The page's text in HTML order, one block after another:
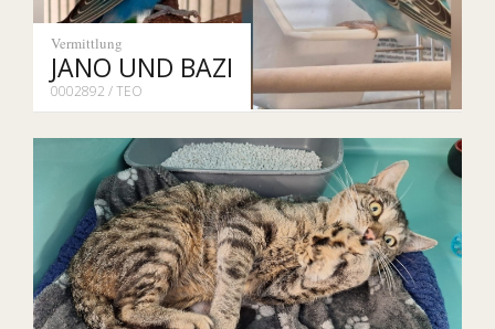
Vermittlung
JANO UND BAZI
0002892 / TEO